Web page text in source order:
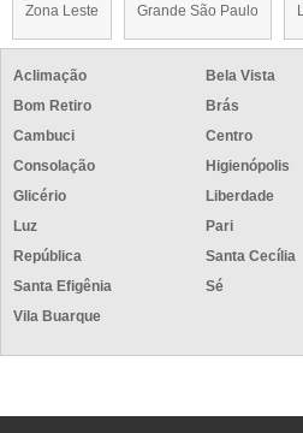
Zona Leste Grande São Paulo
Aclimação
Bela Vista
Bom Retiro
Brás
Cambuci
Centro
Consolação
Higienópolis
Glicério
Liberdade
Luz
Pari
República
Santa Cecília
Santa Efigênia
Sé
Vila Buarque